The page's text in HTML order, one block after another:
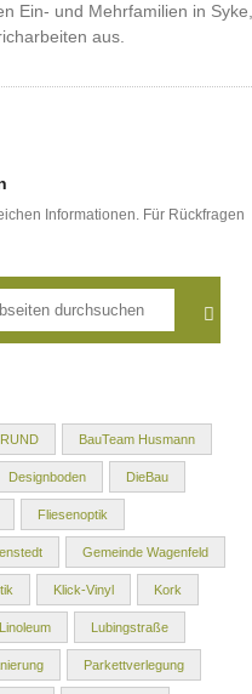
Ein- und Mehrfamilien in Syke,
aus.
Informationen. Für Rückfragen
BauTeam Husmann
Designboden DieBau
Fliesenoptik
Gemeinde Wagenfeld
Klick-Vinyl Kork
Linoleum Lubingstraße
Parkettverlegung